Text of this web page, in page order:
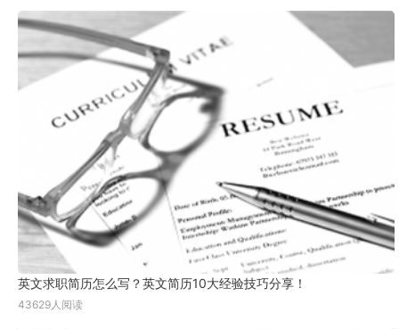
英文求职简历怎么写？英文简历10大经验技巧分享！
43629人阅读